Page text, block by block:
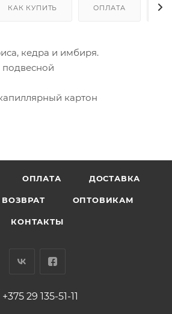
КАК КУПИТЬ ОПЛАТА
кедра и имбиря.
подвесной
картон
ОПЛАТА ДОСТАВКА
ОПТОВИКАМ
КОНТАКТЫ
+375 29 135-51-11